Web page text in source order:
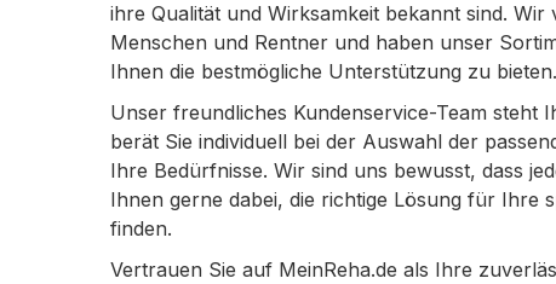
ihre Qualität und Wirksamkeit bekannt sind.
Menschen und Rentner und haben unser
Ihnen die bestmögliche Unterstützung zu bieten.
Unser freundliches Kundenservice-Team steht
berät Sie individuell bei der Auswahl der
Ihre Bedürfnisse. Wir sind uns bewusst, dass
Ihnen gerne dabei, die richtige Lösung für Ihre
finden.
Vertrauen Sie auf MeinReha.de als Ihre